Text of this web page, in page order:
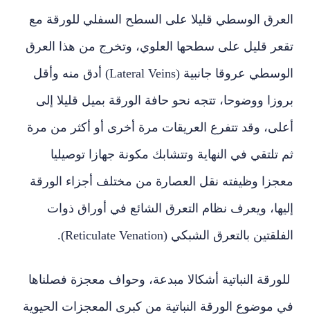
العرق الوسطي قليلا على السطح السفلي للورقة مع
تقعر قليل على سطحها العلوي، وتخرج من هذا العرق
الوسطي عروقا جانبية (Lateral Veins) أدق منه وأقل
بروزا ووضوحا، تتجه نحو حافة الورقة بميل قليلا إلى
أعلى، وقد تتفرع العريقات مرة أخرى أو أكثر من مرة
ثم تلتقي في النهاية وتتشابك مكونة جهازا توصيليا
معجزا وظيفته نقل العصارة من مختلف أجزاء الورقة
إليها، ويعرف نظام التعرق الشائع في أوراق ذوات
الفلقتين بالتعرق الشبكي (Reticulate Venation).
للورقة النباتية أشكالا مبدعة، وحواف معجزة فصلناها
في موضوع الورقة النباتية من كبرى المعجزات الحيوية